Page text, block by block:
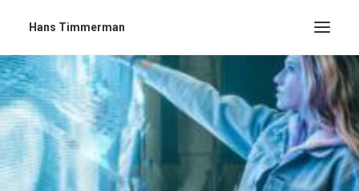
Hans Timmerman